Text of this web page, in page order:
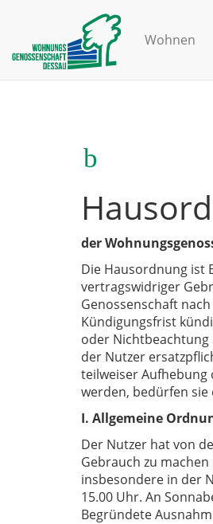
Wohnen
der
Die Hausordnung ist
vertragswidriger
Genossenschaft
Kündigungsfrist
oder
der Nutzer
teilweiser Aufhebung
werden, bedürfen sie
I. Allgemeine
Der Nutzer hat von
Gebrauch zu
insbesondere in der
15.00 Uhr. An
Begründete